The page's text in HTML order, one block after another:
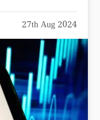
27th Aug 2024